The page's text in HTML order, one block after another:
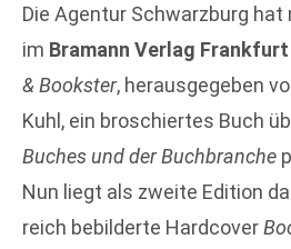
Die Agentur Schwarzburg
im Bramann Verlag Frankfurt
& Bookster, herausgegeben
Kuhl, ein broschiertes Buch
Buches und der Buchbranche
Nun liegt als zweite Edition
reich bebilderte Hardcover